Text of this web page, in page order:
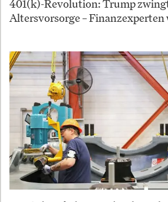
401(k)-Revolution: Trump
Altersvorsorge – Finanzexperten